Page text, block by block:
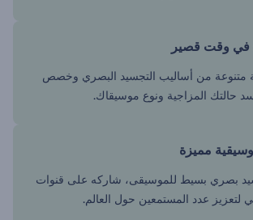
وقت قصير
متنوعة من أساليب التجسيد البصري وخصص
حالتك المزاجية ونوع موسيقاك.
مميزة
بصري بسيط للموسيقى، شاركه على قنوات
لتعزيز عدد المستمعين حول العالم.